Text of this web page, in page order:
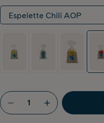
Espelette Chili AOP